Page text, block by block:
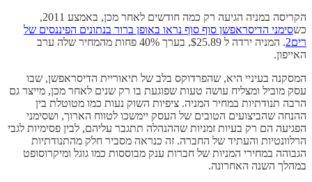
הקריסה במניה הגיעה רק כמה חודשים לאחר מכן, באמצע 2011,
כשסימני הדיסראפשן סוף סוף נראו באופן ברור בנתונים הפיננסים של
רים2
. המניה ירדה ל $25.89, בערך 40% פחות מהמחיר שלה ערב
האייפון.
המסקנה בעיניי היא, שהפרדוקס בלב של תיאוריית הדיסראפשן, שבו
עסק מוביל ומצליח עושה טעות שפוגעת בו רק שנים לאחר מכן, מייצר גם
הרבה תנודתיות במחיר המניה. ציפיות השוק נעות כמו מטוטלת בין
ההנחה שהביצועים הטובים של העסק יימשכו לטווח הארוך, ושסימני
הפגיעה הם רק בעיות זמניות שההנהלה תתגבר עליהם, לבין פסימיות לגבי
הרלוונטיות והעתיד של החברה. זה כנראה מסביר חלק מהתנודתיות
הגבוהה במחירי המניות של חברות ענק מבוססות כמו גוגל ומיקרוסופט
במהלך השנה האחרונה.